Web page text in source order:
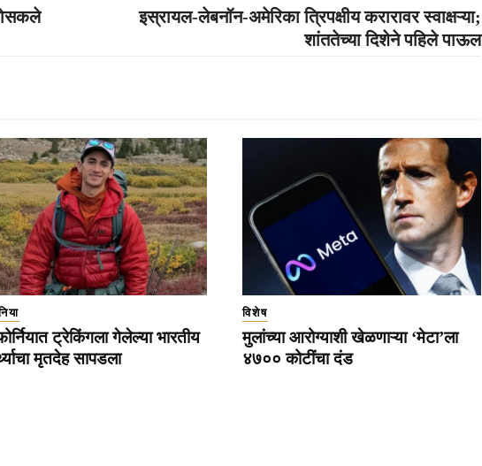
इस्रायल-लेबनॉन-अमेरिका त्रिपक्षीय करारावर स्वाक्षऱ्या;
शांततेच्या दिशेने पहिले पाऊल
ट्रेकिंगला गेलेल्या भारतीय
मृतदेह सापडला
विशेष
मुलांच्या आरोग्याशी खेळणाऱ्या ‘मेटा’ला
४७०० कोटींचा दंड